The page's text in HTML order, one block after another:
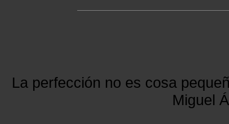
La perfección no es cosa
Miguel